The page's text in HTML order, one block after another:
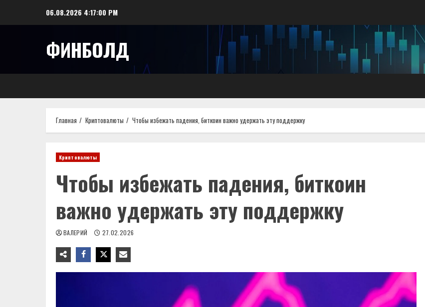
06.08.2026 4:17:02 PM
ФИНБОЛД
Главная Криптовалюты Чтобы избежать падения, биткоин важно удержать эту поддержку
Криптовалюты
Чтобы избежать падения, биткоин
важно удержать эту поддержку
ВАЛЕРИЙ 27.02.2026